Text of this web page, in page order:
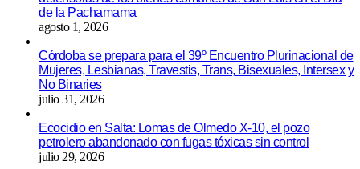
de la Pachamama
agosto 1, 2026
Córdoba se prepara para el 39º Encuentro Plurinacional de
Mujeres, Lesbianas, Travestis, Trans, Bisexuales, Intersex y
No Binaries
julio 31, 2026
Ecocidio en Salta: Lomas de Olmedo X-10, el pozo
petrolero abandonado con fugas tóxicas sin control
julio 29, 2026